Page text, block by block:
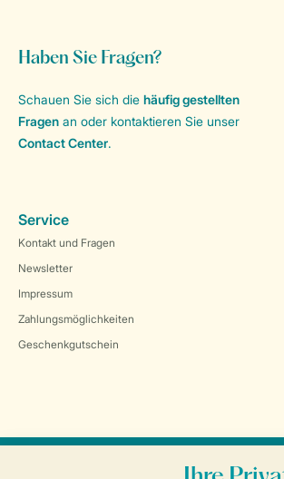
Sicher und schnell zur Online-
Haben Sie Fragen?
Schauen Sie sich die häufig gestellten
Fragen an oder kontaktieren Sie unser
Contact Center.
Service
Kontakt und Fragen
Newsletter
Impressum
Zahlungsmöglichkeiten
Geschenkgutschein